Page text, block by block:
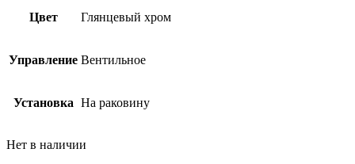
Цвет Глянцевый хром
Управление Вентильное
Установка На раковину
Нет в наличии